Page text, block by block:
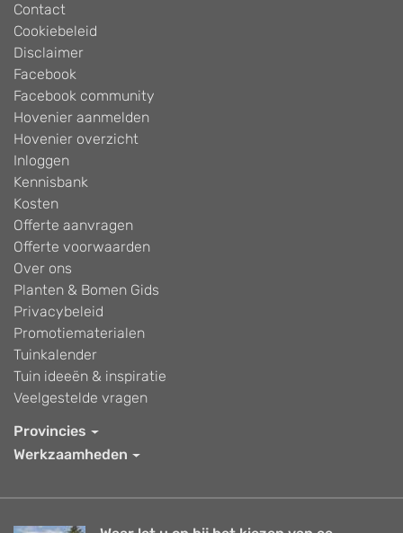
Contact
Cookiebeleid
Disclaimer
Facebook
Facebook community
Hovenier aanmelden
Hovenier overzicht
Inloggen
Kennisbank
Kosten
Offerte aanvragen
Offerte voorwaarden
Over ons
Planten & Bomen Gids
Privacybeleid
Promotiematerialen
Tuinkalender
Tuin ideeën & inspiratie
Veelgestelde vragen
Provincies
Werkzaamheden